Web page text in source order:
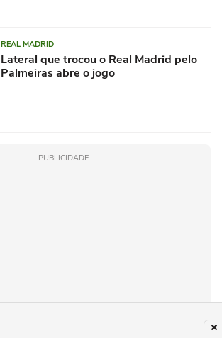
REAL MADRID
Lateral que trocou o Real Madrid pelo
Palmeiras abre o jogo
PUBLICIDADE